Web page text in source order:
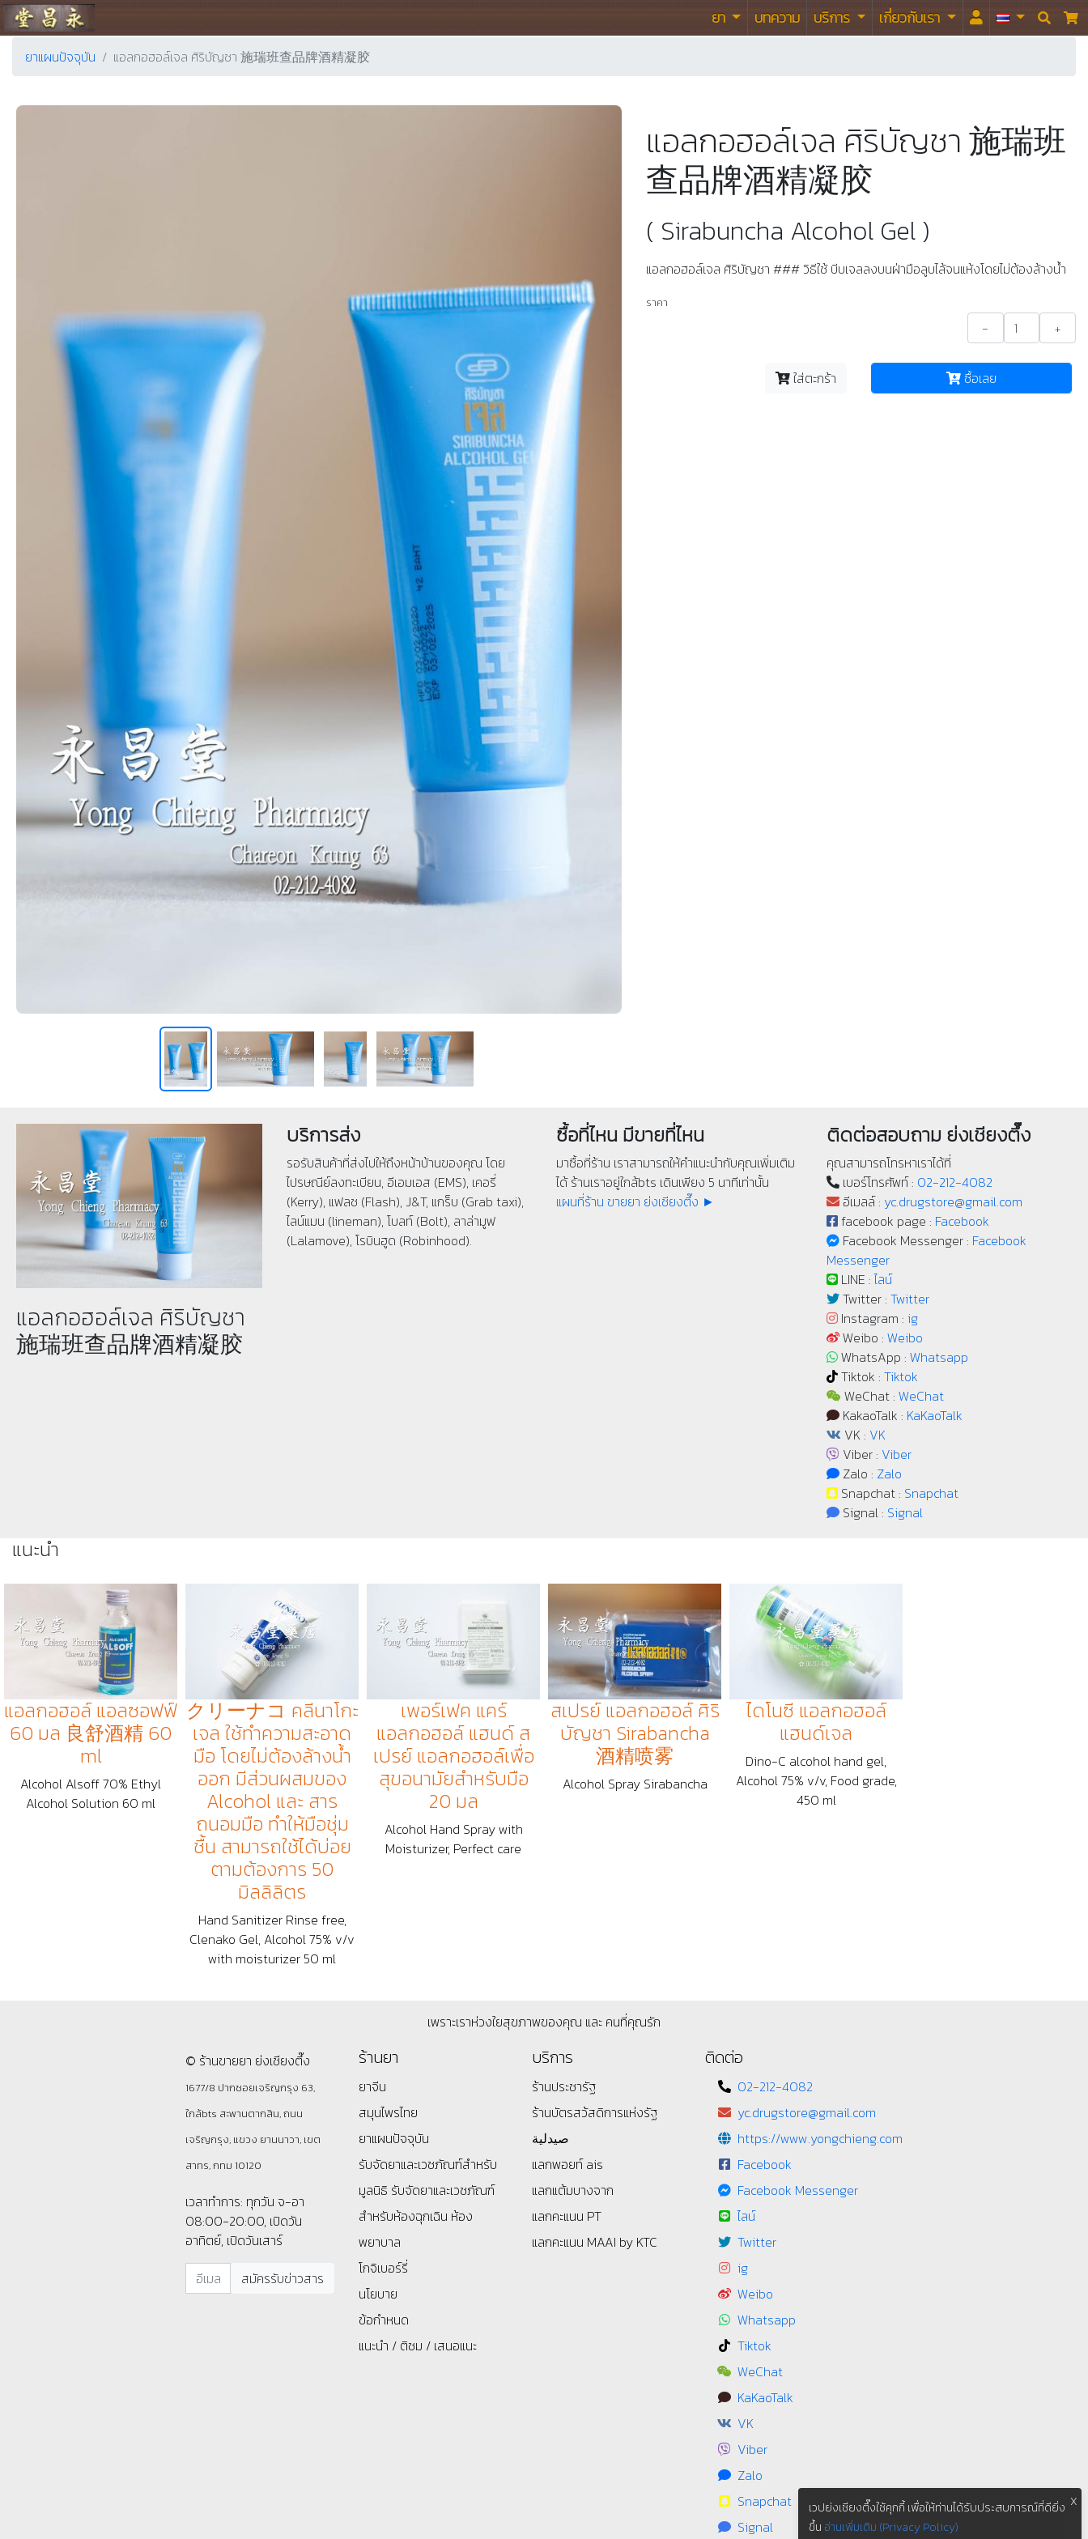
ร้านขายยา ย่งเชียงตึ๊ง ยา บทความ บริการ เกี่ยวกับเรา  
ยาแผนปัจจุบัน แอลกอฮอล์เจล ศิริบัญชา 施瑞班查品牌酒精凝胶
แอลกอฮอล์เจล ศิริบัญชา 施瑞班
查品牌酒精凝胶
( Sirabuncha Alcohol Gel )
แอลกอฮอล์เจล ศิริบัญชา ### วิธีใช้ บีบเจลลงบนฝ่ามือลูบไล้จนแห้งโดยไม่ต้องล้างน้ำ
ราคา
- +
ใส่ตะกร้า ซื้อเลย
แอลกอฮอล์เจล ศิริบัญชา
施瑞班查品牌酒精凝胶
บริการส่ง
รอรับสินค้าที่ส่งไปให้ถึงหน้าบ้านของคุณ โดย
ไปรษณีย์ลงทะเบียน, อีเอมเอส (EMS), เคอรี่
(Kerry), แฟลช (Flash), J&T, แกร็บ (Grab taxi),
ไลน์แมน (lineman), โบลท์ (Bolt), ลาล่ามูฟ
(Lalamove), โรบินฮูด (Robinhood).
ซื้อที่ไหน มีขายที่ไหน
มาซื้อที่ร้าน เราสามารถให้คำแนะนำกับคุณเพิ่มเติม
ได้ ร้านเราอยู่ใกล้bts เดินเพียง 5 นาทีเท่านั้น
แผนที่ร้าน ขายยา ย่งเชียงตึ๊ง ►
ติดต่อสอบถาม ย่งเชียงตึ๊ง
คุณสามารถโทรหาเราได้ที่
เบอร์โทรศัพท์ : 02-212-4082
อีเมลล์ : yc.drugstore@gmail.com
facebook page : Facebook
Facebook Messenger : Facebook
Messenger
LINE :ไลน์
Twitter : Twitter
Instagram : ig
Weibo : Weibo
WhatsApp : Whatsapp
Tiktok : Tiktok
WeChat : WeChat
KakaoTalk : KaKaoTalk
VK : VK
Viber : Viber
Zalo : Zalo
Snapchat : Snapchat
Signal : Signal
แนะนำ
แอลกอฮอล์ แอลซอฟฟ์
60 มล 良舒酒精 60
ml
Alcohol Alsoff 70% Ethyl
Alcohol Solution 60 ml
クリーナコ คลีนาโกะ
เจล ใช้ทำความสะอาด
มือ โดยไม่ต้องล้างน้ำ
ออก มีส่วนผสมของ
Alcohol และ สาร
ถนอมมือ ทำให้มือชุ่ม
ชื้น สามารถใช้ได้บ่อย
ตามต้องการ 50
มิลลิลิตร
Hand Sanitizer Rinse free,
Clenako Gel, Alcohol 75% v/v
with moisturizer 50 ml
เพอร์เฟค แคร์
แอลกอฮอล์ แฮนด์ ส
เปรย์ แอลกอฮอล์เพื่อ
สุขอนามัยสำหรับมือ
20 มล
Alcohol Hand Spray with
Moisturizer, Perfect care
สเปรย์​ แอลกอฮอล์ ศิริ
บัญชา Sirabancha
酒精喷雾
Alcohol Spray Sirabancha
ไดโนซี แอลกอฮอล์
แฮนด์เจล
Dino-C alcohol hand gel,
Alcohol 75% v/v, Food grade,
450 ml
เพราะเราห่วงใยสุขภาพของคุณ และ คนที่คุณรัก
© ร้านขายยา ย่งเชียงตึ๊ง
1677/8 ปากซอยเจริญกรุง 63,
ใกล้bts สะพานตากสิน, ถนน
เจริญกรุง, แขวง ยานนาวา, เขต
สาทร, กทม 10120
เวลาทำการ: ทุกวัน จ-อา
08:00-20:00, เปิดวัน
อาทิตย์, เปิดวันเสาร์
ร้านยา
ยาจีน
สมุนไพรไทย
ยาแผนปัจจุบัน
รับจัดยาและเวชภัณฑ์สำหรับ
มูลนิธิ รับจัดยาและเวชภัณฑ์
สำหรับห้องฉุกเฉิน ห้อง
พยาบาล
โกจิเบอร์รี่
นโยบาย
ข้อกำหนด
แนะนำ / ติชม / เสนอแนะ
บริการ
ร้านประชารัฐ
ร้านบัตรสว้สดิการแห่งรัฐ
صيدلية
แลกพอยท์ ais
แลกแต้มบางจาก
แลกคะแนน PT
แลกคะแนน MAAI by KTC
ติดต่อ
02-212-4082
yc.drugstore@gmail.com
https://www.yongchieng.com
Facebook
Facebook Messenger
ไลน์
Twitter
ig
Weibo
Whatsapp
Tiktok
WeChat
KaKaoTalk
VK
Viber
Zalo
Snapchat
Signal
X
เวปย่งเชียงตึ๊งใช้คุกกี้ เพื่อให้ท่านได้รับประสบการณ์ที่ดียิ่ง
ขึ้น อ่านเพิ่มเติม (Privacy Policy)